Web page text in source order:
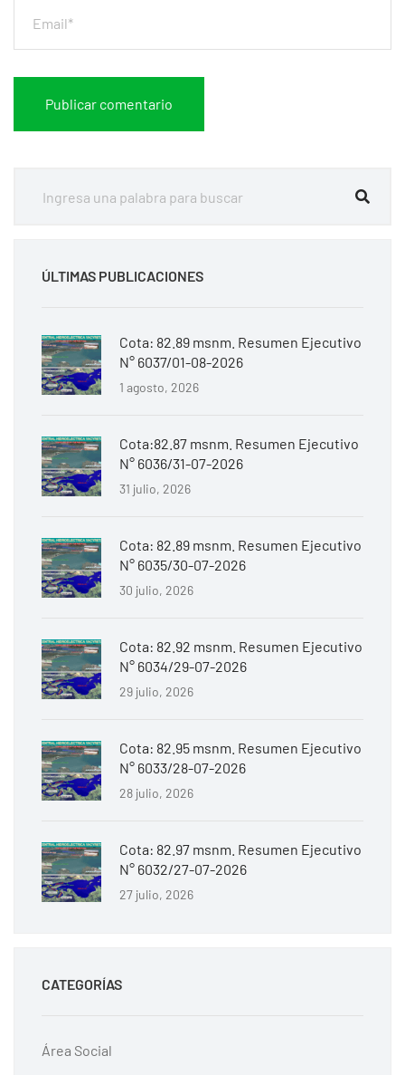
ÚLTIMAS PUBLICACIONES
Cota: 82.89 msnm. Resumen Ejecutivo
N° 6037/01-08-2026
1 agosto, 2026
Cota:82.87 msnm. Resumen Ejecutivo
N° 6036/31-07-2026
31 julio, 2026
Cota: 82.89 msnm. Resumen Ejecutivo
N° 6035/30-07-2026
30 julio, 2026
Cota: 82.92 msnm. Resumen Ejecutivo
N° 6034/29-07-2026
29 julio, 2026
Cota: 82.95 msnm. Resumen Ejecutivo
N° 6033/28-07-2026
28 julio, 2026
Cota: 82.97 msnm. Resumen Ejecutivo
N° 6032/27-07-2026
27 julio, 2026
CATEGORÍAS
Área Social